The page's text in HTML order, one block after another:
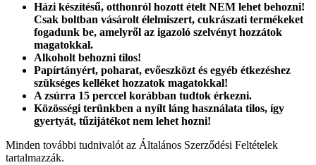
Házi készítésű, otthonról hozott ételt NEM lehet behozni!
Csak boltban vásárolt élelmiszert, cukrászati termékeket
fogadunk be, amelyről az igazoló szelvényt hozzátok
magatokkal.
Alkoholt behozni tilos!
Papírtányért, poharat, evőeszközt és egyéb étkezéshez
szükséges kelléket hozzatok magatokkal!
A zsúrra 15 perccel korábban tudtok érkezni.
Közösségi terünkben a nyílt láng használata tilos, így
gyertyát, tűzijátékot nem lehet hozni!
Minden további tudnivalót az Általános Szerződési Feltételek
tartalmazzák.